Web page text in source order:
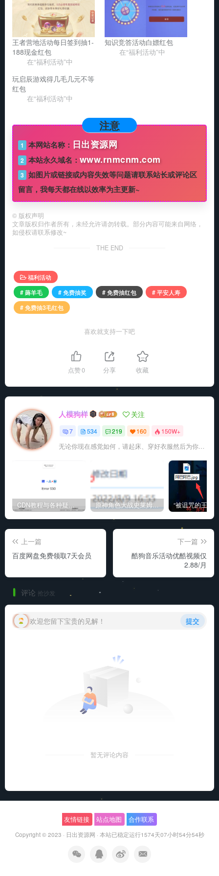
王者营地活动每日签到抽1-
188现金红包
在“福利活动”中
知识竞答活动白嫖红包
在“福利活动”中
玩启辰游戏得几毛几元不等
红包
在“福利活动”中
注意
1 本网站名称： 日出资源网
2 本站永久域名： www.rnmcnm.com
3 如图片或链接或内容失效等问题请联系站长或评论区
留言，我每天都在线以效率为主更新~
© 版权声明
文章版权归作者所有，未经允许请勿转载。部分内容可能来自网络，
如侵权请联系修改~
THE END
福利活动
# 薅羊毛
# 免费抽奖 # 免费抽红包
# 平安人寿
# 免费抽3毛红包
喜欢就支持一下吧
点赞0 分享 收藏
人模狗样 关注
7 534 219 160 150W+
无论你现在感觉如何，请起床、穿好衣服然后为你的梦想而奋斗
CDN教程与各种疑难杂症解决方法 原神角色大战史莱姆与丘丘人高质量视频
上一篇
百度网盘免费领取7天会员
下一篇
酷狗音乐活动优酷视频仅
2.88/月
评论 抢沙发
欢迎您留下宝贵的见解！ 提交
暂无评论内容
友情链接 站点地图 合作联系
Copyright © 2023 · 日出资源网 · 本站已稳定运行1574天07小时54分55秒